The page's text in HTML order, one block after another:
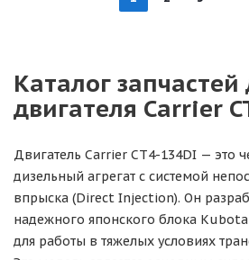
Каталог запчастей
двигателя Carrier
Двигатель Carrier CT4-134DI — это
дизельный агрегат с системой
впрыска (Direct Injection). Он
надежного японского блока
для работы в тяжелых условиях